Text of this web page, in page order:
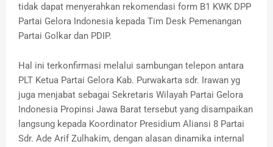
tidak dapat menyerahkan rekomendasi form B1 KWK DPP
Partai Gelora Indonesia kepada Tim Desk Pemenangan
Partai Golkar dan PDIP.
Hal ini terkonfirmasi melalui sambungan telepon antara
PLT Ketua Partai Gelora Kab. Purwakarta sdr. Irawan yg
juga menjabat sebagai Sekretaris Wilayah Partai Gelora
Indonesia Propinsi Jawa Barat tersebut yang disampaikan
langsung kepada Koordinator Presidium Aliansi 8 Partai
Sdr. Ade Arif Zulhakim, dengan alasan dinamika internal